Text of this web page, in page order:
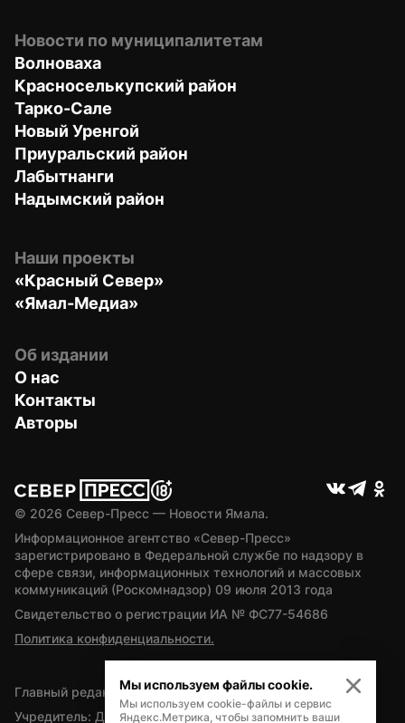
Новости по муниципалитетам
Волноваха
Красноселькупский район
Тарко-Сале
Новый Уренгой
Приуральский район
Лабытнанги
Надымский район
Наши проекты
«Красный Север»
«Ямал-Медиа»
Об издании
О нас
Контакты
Авторы
© 2026 Север-Пресс — Новости Ямала.
Информационное агентство «Север-Пресс»
зарегистрировано в Федеральной службе по надзору в
сфере связи, информационных технологий и массовых
коммуникаций (Роскомнадзор) 09 июля 2013 года
Свидетельство о регистрации ИА № ФС77-54686
Политика конфиденциальности.
Главный редактор — А.Л. Поздеев
Учредитель: Департамент внутренней политики Ямало-
Мы используем файлы cookie.
Мы используем cookie-файлы и сервис
Яндекс.Метрика, чтобы запомнить ваши